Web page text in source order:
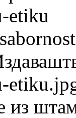
etiku
из